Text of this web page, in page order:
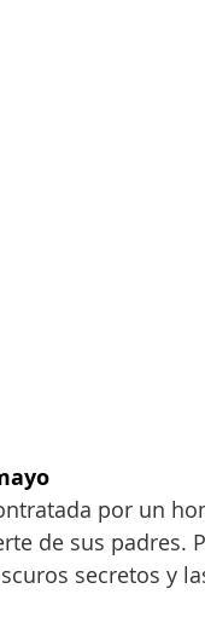
por un
de sus padres.
secretos y